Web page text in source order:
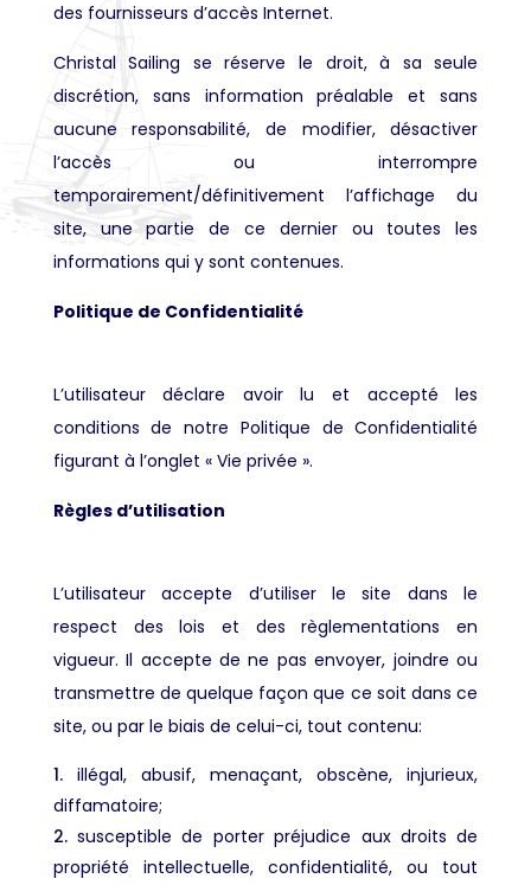
des fournisseurs d’accès Internet.
Christal Sailing se réserve le droit, à sa seule
discrétion, sans information préalable et sans
aucune responsabilité, de modifier, désactiver
l’accès ou interrompre
temporairement/définitivement l’affichage du
site, une partie de ce dernier ou toutes les
informations qui y sont contenues.
Politique de Confidentialité
L’utilisateur déclare avoir lu et accepté les
conditions de notre Politique de Confidentialité
figurant à l’onglet « Vie privée ».
Règles d’utilisation
L’utilisateur accepte d’utiliser le site dans le
respect des lois et des règlementations en
vigueur. Il accepte de ne pas envoyer, joindre ou
transmettre de quelque façon que ce soit dans ce
site, ou par le biais de celui-ci, tout contenu:
illégal, abusif, menaçant, obscène, injurieux,
diffamatoire;
susceptible de porter préjudice aux droits de
propriété intellectuelle, confidentialité, ou tout